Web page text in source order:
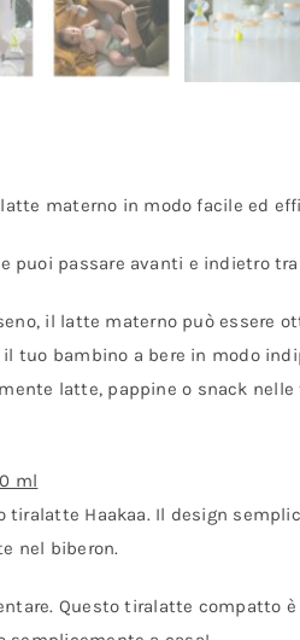
materno in modo facile ed
puoi passare avanti e indietro
il latte materno può essere
tuo bambino a bere in modo
latte, pappine o snack nelle
ml
tiralatte Haakaa. Il design
nel biberon.
Questo tiralatte compatto